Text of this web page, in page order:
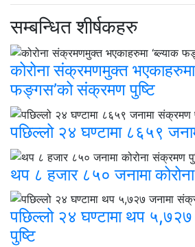
सम्बन्धित शीर्षकहरु
कोरोना संक्रमणमुक्त भएकाहरुमा
फङ्गस’को संक्रमण पुष्टि
पछिल्लो २४ घण्टामा ८६५९
थप ८ हजार ८५० जनामा
पछिल्लो २४ घण्टामा थप
पुष्टि